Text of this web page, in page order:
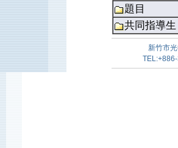
題目
共同指導
新竹市